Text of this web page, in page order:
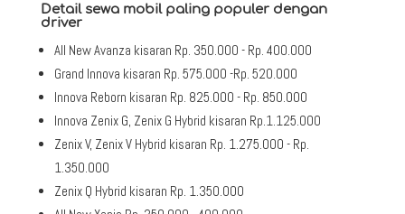
Detail sewa mobil paling populer dengan
driver
All New Avanza kisaran Rp. 350.000 - Rp. 400.000
Grand Innova kisaran Rp. 575.000 -Rp. 520.000
Innova Reborn kisaran Rp. 825.000 - Rp. 850.000
Innova Zenix G, Zenix G Hybrid kisaran Rp.1.125.000
Zenix V, Zenix V Hybrid kisaran Rp. 1.275.000 - Rp.
1.350.000
Zenix Q Hybrid kisaran Rp. 1.350.000